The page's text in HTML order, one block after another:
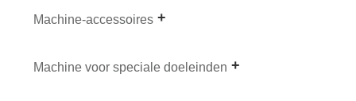
Machine-accessoires
Machine voor speciale doeleinden